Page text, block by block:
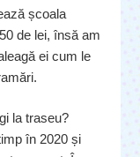
școala
de lei, însă am
ei cum le
la traseu?
în 2020 și